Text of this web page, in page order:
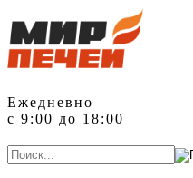
Ежедневно
с 9:00 до 18:00